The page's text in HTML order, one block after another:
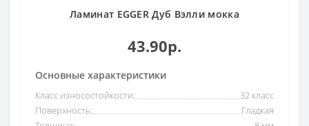
Ламинат EGGER Дуб Вэлли мокка
43.90р.
Основные характеристики
Класс износостойкости:
32 класс
Поверхность:
Гладкая